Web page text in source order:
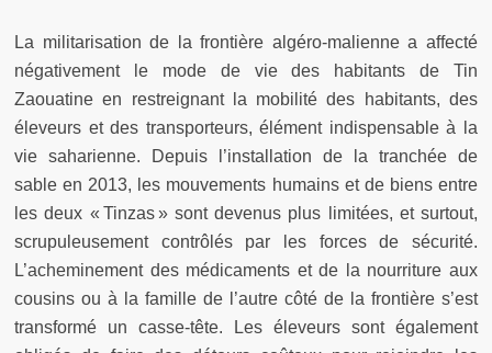
La militarisation de la frontière algéro-malienne a affecté
négativement le mode de vie des habitants de Tin
Zaouatine en restreignant la mobilité des habitants, des
éleveurs et des transporteurs, élément indispensable à la
vie saharienne. Depuis l’installation de la tranchée de
sable en 2013, les mouvements humains et de biens entre
les deux « Tinzas » sont devenus plus limitées, et surtout,
scrupuleusement contrôlés par les forces de sécurité.
L’acheminement des médicaments et de la nourriture aux
cousins ou à la famille de l’autre côté de la frontière s’est
transformé un casse-tête. Les éleveurs sont également